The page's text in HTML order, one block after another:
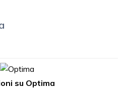
su Optima